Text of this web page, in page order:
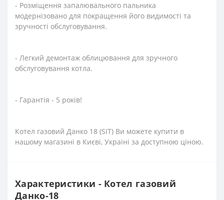
- Розміщення запалювального пальника
модернізовано для покращення його видимості та
зручності обслуговування.
- Легкий демонтаж облицювання для зручного
обслуговування котла.
- Гарантія - 5 років!
Котел газовий Данко 18 (SIT) Ви можете купити в
нашому магазині в Києві, Україні за доступною ціною.
Характеристики - Котел газовий
Данко-18